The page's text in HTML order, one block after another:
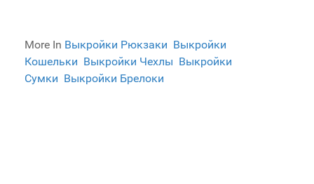
More In Выкройки Рюкзаки Выкройки
Кошельки Выкройки Чехлы Выкройки
Сумки Выкройки Брелоки